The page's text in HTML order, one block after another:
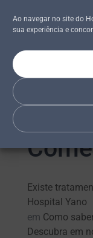
Ao navegar no site do
sua experiência e
Araguaína
2026/2029 –
ERRATA –
2026/2029
Existe
Hospital Yano
em Como
Descubra em